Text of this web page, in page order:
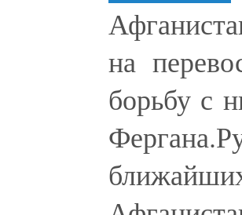
на
борьбу с